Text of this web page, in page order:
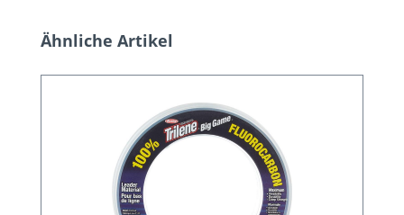
Produktgalerie überspringen
Ähnliche Artikel